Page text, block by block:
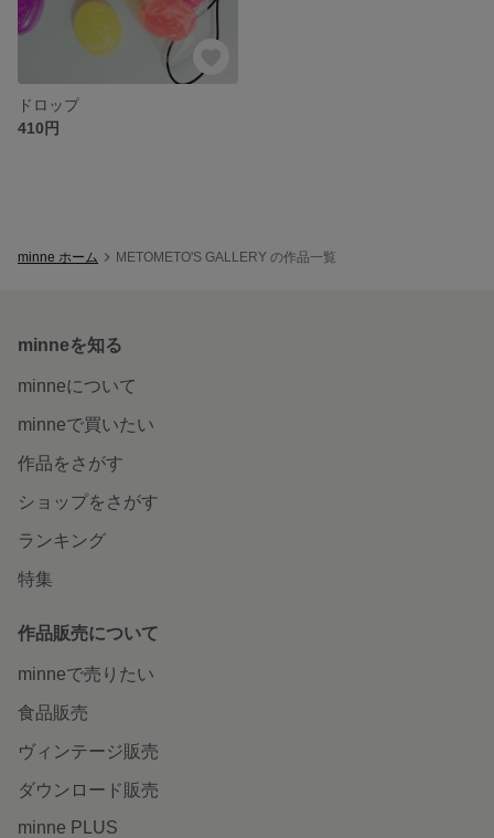
ドロップ
410円
minne ホーム METOMETO'S GALLERY の作品一覧
minneを知る
minneについて
minneで買いたい
作品をさがす
ショップをさがす
ランキング
特集
作品販売について
minneで売りたい
食品販売
ヴィンテージ販売
ダウンロード販売
minne PLUS